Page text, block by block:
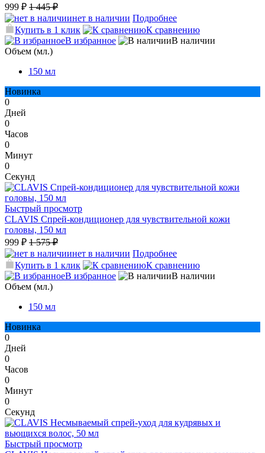
999 ₽ 1 445 ₽
нет в наличии Подробнее
Купить в 1 клик
К сравнению
В избранное
В наличии
Объем (мл.)
150 мл
Новинка
0
Дней
0
Часов
0
Минут
0
Секунд
Быстрый просмотр
CLAVIS Спрей-кондиционер для чувствительной кожи
головы, 150 мл
999 ₽ 1 575 ₽
нет в наличии Подробнее
Купить в 1 клик
К сравнению
В избранное
В наличии
Объем (мл.)
150 мл
Новинка
0
Дней
0
Часов
0
Минут
0
Секунд
Быстрый просмотр